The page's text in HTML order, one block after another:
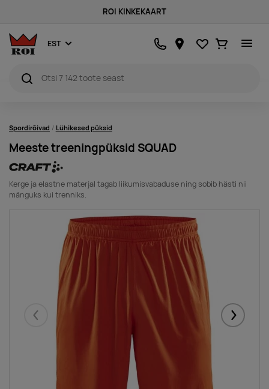
ROI KINKEKAART
EST Lemmikud
Ostukorv
Spordirõivad Lühikesed püksid
Meeste treeningpüksid SQUAD
Kerge ja elastne materjal tagab liikumisvabaduse ning sobib hästi nii
mänguks kui trenniks.
Eelmised